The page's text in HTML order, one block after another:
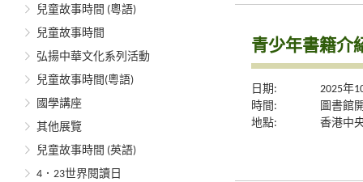
兒童故事時間 (粵語)
兒童故事時間
弘揚中華文化系列活動
兒童故事時間(粵語)
國學講座
其他展覽
兒童故事時間 (英語)
4．23世界閱讀日
青少年書籍介
日期:
2025年
時間:
圖書館
地點:
香港中